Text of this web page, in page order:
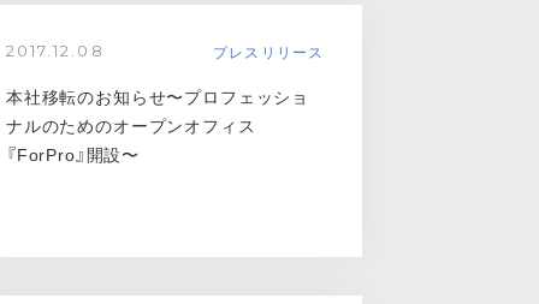
2017.12.08 プレスリリース
本社移転のお知らせ〜プロフェッショ
ナルのためのオープンオフィス
『ForPro』開設〜